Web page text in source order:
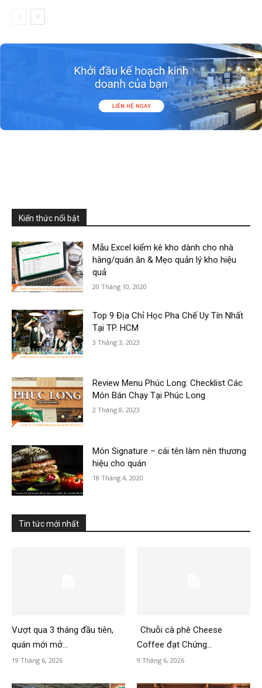
Kiến thức nổi bật
Mẫu Excel kiểm kê kho dành cho nhà
hàng/quán ăn & Mẹo quản lý kho hiệu
quả
20 Tháng 10, 2020
Top 9 Địa Chỉ Học Pha Chế Uy Tín Nhất
Tại TP. HCM
3 Tháng 3, 2023
Review Menu Phúc Long: Checklist Các
Món Bán Chạy Tại Phúc Long
2 Tháng 8, 2023
Món Signature – cái tên làm nên thương
hiệu cho quán
18 Tháng 4, 2020
Tin tức mới nhất
Vượt qua 3 tháng đầu tiên,
quán mới mở...
19 Tháng 6, 2026
Chuỗi cà phê Cheese
Coffee đạt Chứng...
9 Tháng 6, 2026